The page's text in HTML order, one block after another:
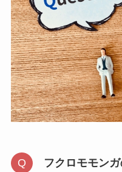
フクロモモン